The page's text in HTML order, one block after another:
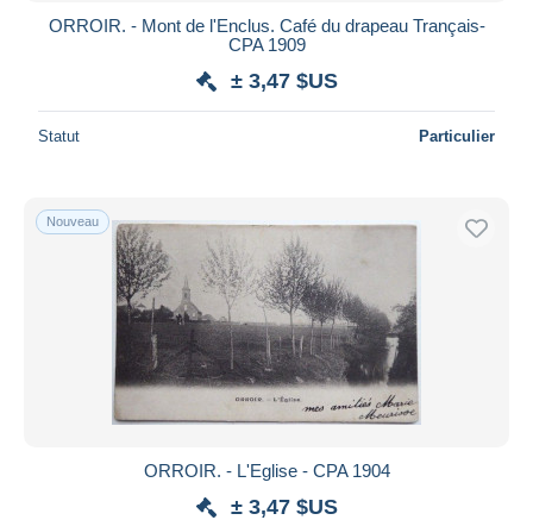
ORROIR. - Mont de l'Enclus. Café du drapeau Trançais-
CPA 1909
± 3,47 $US
Statut Particulier
Nouveau
ORROIR. - L'Eglise - CPA 1904
± 3,47 $US